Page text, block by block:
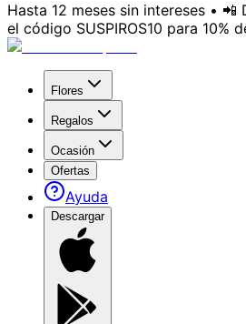
Hasta 12 meses sin intereses • 📲
el código SUSPIROS10 para 10%
Flores
Regalos
Ocasión
Ofertas
Ayuda
Descargar